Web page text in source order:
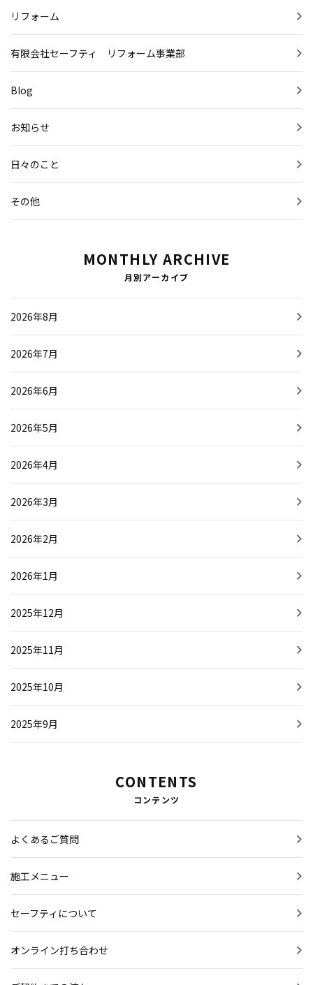
リフォーム
有限会社セーフティ リフォーム事業部
Blog
お知らせ
日々のこと
その他
MONTHLY ARCHIVE
月別アーカイブ
2026年8月
2026年7月
2026年6月
2026年5月
2026年4月
2026年3月
2026年2月
2026年1月
2025年12月
2025年11月
2025年10月
2025年9月
CONTENTS
コンテンツ
よくあるご質問
施工メニュー
セーフティについて
オンライン打ち合わせ